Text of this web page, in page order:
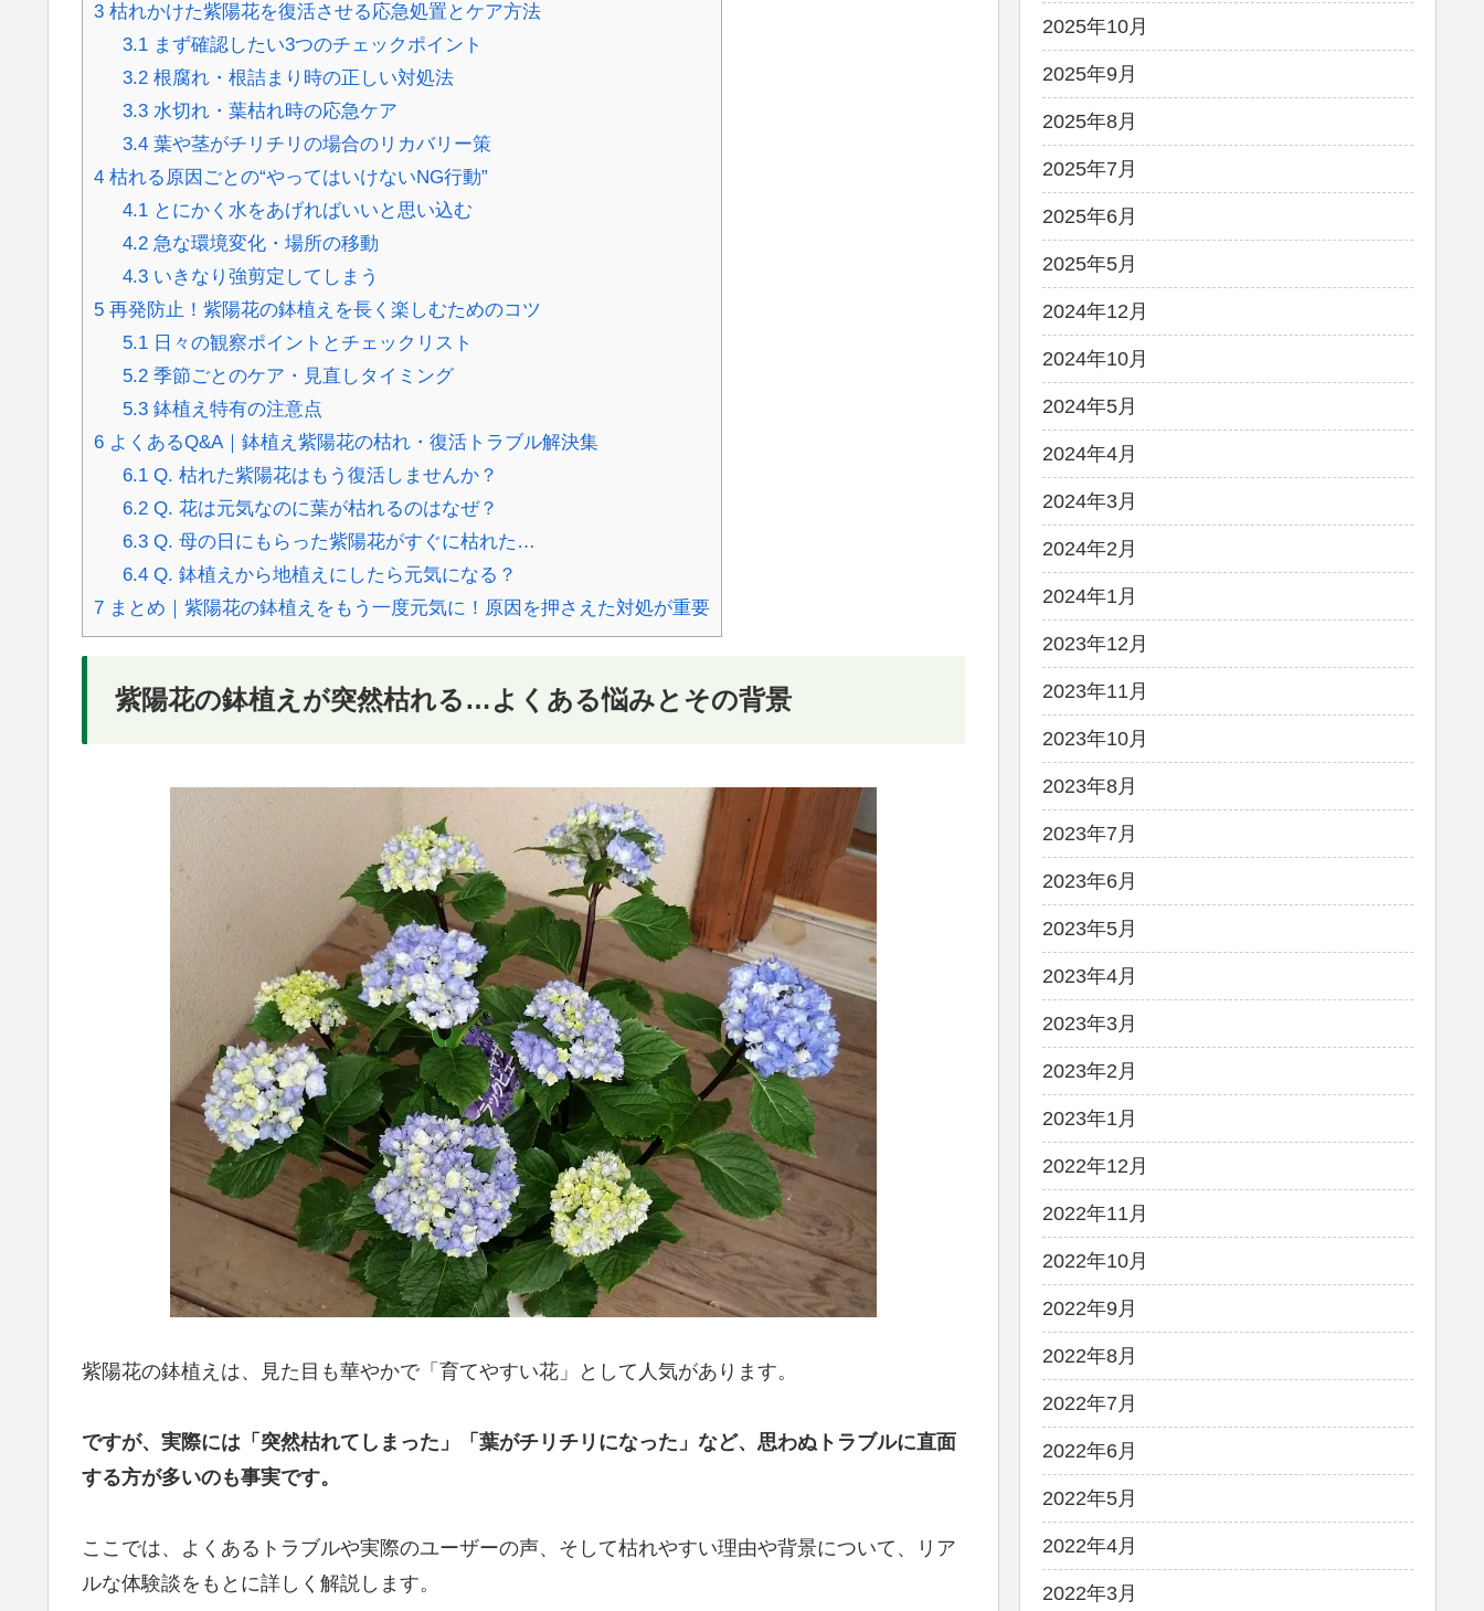
3 枯れかけた紫陽花を復活させる応急処置とケア方法
3.1まず確認したい3つのチェックポイント
3.2根腐れ・根詰まり時の正しい対処法
3.3水切れ・葉枯れ時の応急ケア
3.4葉や茎がチリチリの場合のリカバリー策
4 枯れる原因ごとの“やってはいけないNG行動”
4.1とにかく水をあげればいいと思い込む
4.2急な環境変化・場所の移動
4.3いきなり強剪定してしまう
5 再発防止！紫陽花の鉢植えを長く楽しむためのコツ
5.1日々の観察ポイントとチェックリスト
5.2季節ごとのケア・見直しタイミング
5.3鉢植え特有の注意点
6 よくあるQ&A｜鉢植え紫陽花の枯れ・復活トラブル解決集
6.1Q. 枯れた紫陽花はもう復活しませんか？
6.2Q. 花は元気なのに葉が枯れるのはなぜ？
6.3Q. 母の日にもらった紫陽花がすぐに枯れた…
6.4Q. 鉢植えから地植えにしたら元気になる？
7 まとめ｜紫陽花の鉢植えをもう一度元気に！原因を押さえた対処が重要
紫陽花の鉢植えが突然枯れる…よくある悩みとその背景
紫陽花の鉢植えは、見た目も華やかで「育てやすい花」として人気があります。
ですが、実際には「突然枯れてしまった」「葉がチリチリになった」など、思わぬトラブルに直面
する方が多いのも事実です。
ここでは、よくあるトラブルや実際のユーザーの声、そして枯れやすい理由や背景について、リア
ルな体験談をもとに詳しく解説します。
2025年10月
2025年9月
2025年8月
2025年7月
2025年6月
2025年5月
2024年12月
2024年10月
2024年5月
2024年4月
2024年3月
2024年2月
2024年1月
2023年12月
2023年11月
2023年10月
2023年8月
2023年7月
2023年6月
2023年5月
2023年4月
2023年3月
2023年2月
2023年1月
2022年12月
2022年11月
2022年10月
2022年9月
2022年8月
2022年7月
2022年6月
2022年5月
2022年4月
2022年3月